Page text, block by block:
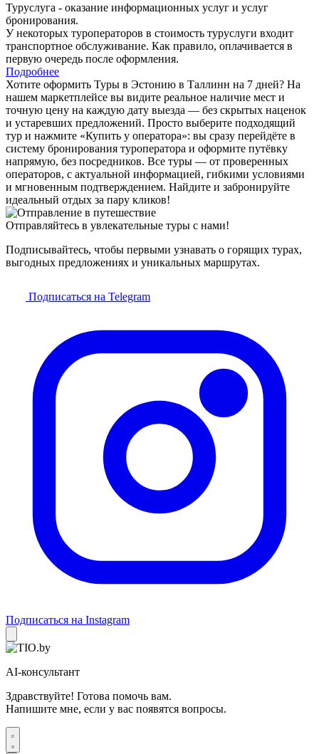
Туруслуга - оказание информационных услуг и услуг
бронирования.
У некоторых туроператоров в стоимость туруслуги входит
транспортное обслуживание. Как правило, оплачивается в
первую очередь после оформления.
Подробнее
Хотите оформить Туры в Эстонию в Таллинн на 7 дней? На
нашем маркетплейсе вы видите реальное наличие мест и
точную цену на каждую дату выезда — без скрытых наценок
и устаревших предложений. Просто выберите подходящий
тур и нажмите «Купить у оператора»: вы сразу перейдёте в
систему бронирования туроператора и оформите путёвку
напрямую, без посредников. Все туры — от проверенных
операторов, с актуальной информацией, гибкими условиями
и мгновенным подтверждением. Найдите и забронируйте
идеальный отдых за пару кликов!
Отправляйтесь в увлекательные туры с нами!
Подписывайтесь, чтобы первыми узнавать о горящих турах,
выгодных предложениях и уникальных маршрутах.
Подписаться на Telegram
Подписаться на Instagram
AI-консультант
Здравствуйте! Готова помочь вам.
Напишите мне, если у вас появятся вопросы.